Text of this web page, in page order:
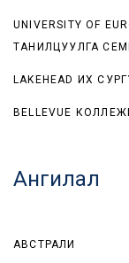
UNIVERSITY OF
ТАНИЛЦУУЛГА
LAKEHEAD ИХ
BELLEVUE
Ангилал
АВСТРАЛИ